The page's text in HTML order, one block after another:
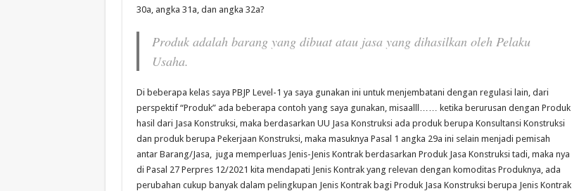
30a, angka 31a, dan angka 32a?
Produk adalah barang yang dibuat atau jasa yang dihasilkan oleh Pelaku
Usaha.
Di beberapa kelas saya PBJP Level-1 ya saya gunakan ini untuk menjembatani dengan regulasi lain, dari
perspektif “Produk” ada beberapa contoh yang saya gunakan, misaalll…… ketika berurusan dengan Produk
hasil dari Jasa Konstruksi, maka berdasarkan UU Jasa Konstruksi ada produk berupa Konsultansi Konstruksi
dan produk berupa Pekerjaan Konstruksi, maka masuknya Pasal 1 angka 29a ini selain menjadi pemisah
antar Barang/Jasa, juga memperluas Jenis-Jenis Kontrak berdasarkan Produk Jasa Konstruksi tadi, maka nya
di Pasal 27 Perpres 12/2021 kita mendapati Jenis Kontrak yang relevan dengan komoditas Produknya, ada
perubahan cukup banyak dalam pelingkupan Jenis Kontrak bagi Produk Jasa Konstruksi berupa Jenis Kontrak